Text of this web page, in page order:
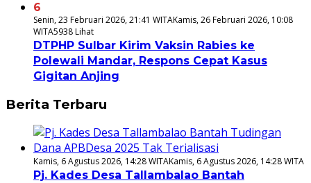
6
Senin, 23 Februari 2026, 21:41 WITAKamis, 26 Februari 2026, 10:08
WITA5938 Lihat
DTPHP Sulbar Kirim Vaksin Rabies ke
Polewali Mandar, Respons Cepat Kasus
Gigitan Anjing
Berita Terbaru
Kamis, 6 Agustus 2026, 14:28 WITAKamis, 6 Agustus 2026, 14:28 WITA
Pj. Kades Desa Tallambalao Bantah